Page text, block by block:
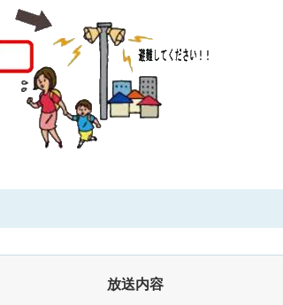
放送内容